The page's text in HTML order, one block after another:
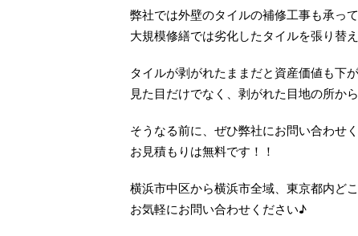
弊社では外壁のタイルの補修工事も承って
大規模修繕では劣化したタイルを張り替
タイルが剥がれたままだと資産価値も下
見た目だけでなく、剥がれた目地の所か
そうなる前に、ぜひ弊社にお問い合わせ
お見積もりは無料です！！
横浜市中区から横浜市全域、東京都内ど
お気軽にお問い合わせください♪